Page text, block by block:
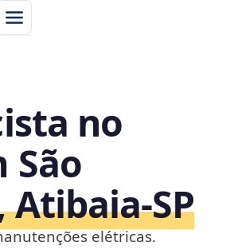
no
São
Atibaia‑SP
elétricas.